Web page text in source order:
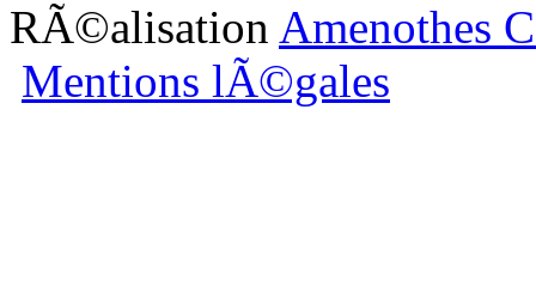
RÃ©alisation Amenothes
Mentions lÃ©gales